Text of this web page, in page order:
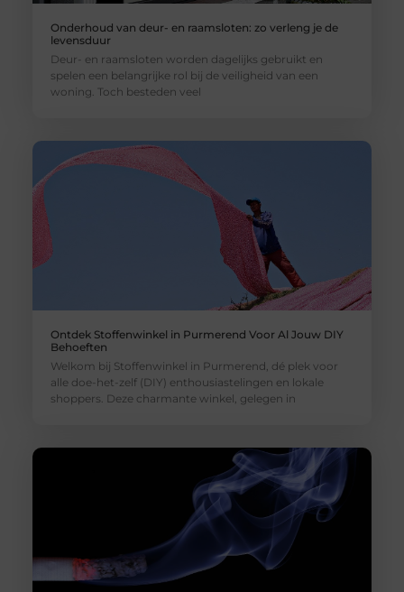
Onderhoud van deur- en raamsloten: zo verleng je de
levensduur
Deur- en raamsloten worden dagelijks gebruikt en
spelen een belangrijke rol bij de veiligheid van een
woning. Toch besteden veel
Ontdek Stoffenwinkel in Purmerend Voor Al Jouw DIY
Behoeften
Welkom bij Stoffenwinkel in Purmerend, dé plek voor
alle doe-het-zelf (DIY) enthousiastelingen en lokale
shoppers. Deze charmante winkel, gelegen in